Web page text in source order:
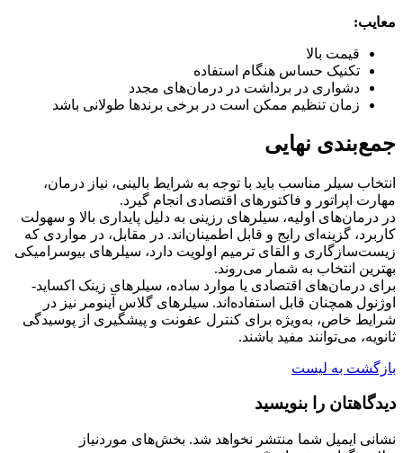
معایب:
قیمت بالا
تکنیک حساس هنگام استفاده
دشواری در برداشت در درمان‌های مجدد
زمان تنظیم ممکن است در برخی برندها طولانی باشد
جمع‌بندی نهایی
انتخاب سیلر مناسب باید با توجه به شرایط بالینی، نیاز درمان،
مهارت اپراتور و فاکتورهای اقتصادی انجام گیرد.
در درمان‌های اولیه، سیلرهای رزینی به دلیل پایداری بالا و سهولت
کاربرد، گزینه‌ای رایج و قابل اطمینان‌اند. در مقابل، در مواردی که
زیست‌سازگاری و القای ترمیم اولویت دارد، سیلرهای بیوسرامیکی
بهترین انتخاب به شمار می‌روند.
برای درمان‌های اقتصادی یا موارد ساده، سیلرهای زینک اکساید-
اوژنول همچنان قابل استفاده‌اند. سیلرهای گلاس آینومر نیز در
شرایط خاص، به‌ویژه برای کنترل عفونت و پیشگیری از پوسیدگی
ثانویه، می‌توانند مفید باشند.
بازگشت به لیست
دیدگاهتان را بنویسید
نشانی ایمیل شما منتشر نخواهد شد. بخش‌های موردنیاز